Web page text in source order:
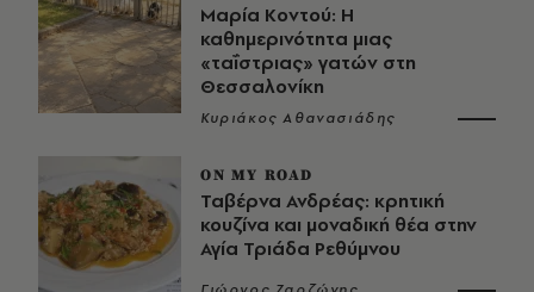
Μαρία Κοντού: Η
καθημερινότητα μιας
«ταΐστριας» γατών στη
Θεσσαλονίκη
Κυριάκος Αθανασιάδης
ON MY ROAD
Ταβέρνα Ανδρέας: κρητική
κουζίνα και μοναδική θέα στην
Αγία Τριάδα Ρεθύμνου